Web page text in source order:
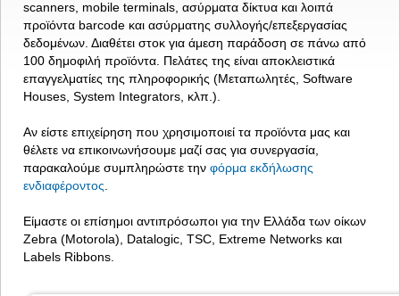
scanners, mobile terminals, ασύρματα δίκτυα και λοιπά
προϊόντα barcode και ασύρματης συλλογής/επεξεργασίας
δεδομένων. Διαθέτει στοκ για άμεση παράδοση σε πάνω από
100 δημοφιλή προϊόντα. Πελάτες της είναι αποκλειστικά
επαγγελματίες της πληροφορικής (Μεταπωλητές, Software
Houses, System Integrators, κλπ.).
Αν είστε επιχείρηση που χρησιμοποιεί τα προϊόντα μας και
θέλετε να επικοινωνήσουμε μαζί σας για συνεργασία,
παρακαλούμε συμπληρώστε την φόρμα εκδήλωσης
ενδιαφέροντος.
Είμαστε οι επίσημοι αντιπρόσωποι για την Ελλάδα των οίκων
Zebra (Motorola), Datalogic, TSC, Extreme Networks και
Labels Ribbons.